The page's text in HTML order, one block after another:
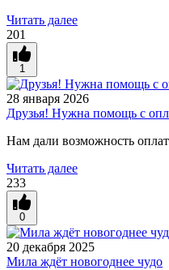
Читать далее
201
1
28 января 2026
Друзья! Нужна помощь с
Нам дали возможность
Читать далее
233
0
20 декабря 2025
Мила ждёт новогоднее чудо